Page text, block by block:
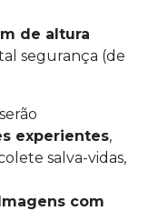
de altura
segurança (de
experientes,
salva-vidas,
com